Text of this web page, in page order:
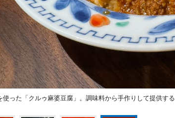
使った「クルゥ麻婆豆腐」。調味料から手作りして提供する